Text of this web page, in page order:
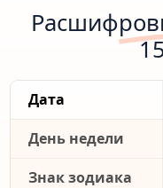
Дата
День недели
Знак зодиака